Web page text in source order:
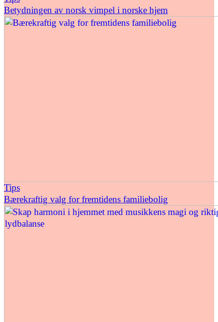
Betydningen av norsk vimpel i norske hjem
Tips
Bærekraftig valg for fremtidens familiebolig